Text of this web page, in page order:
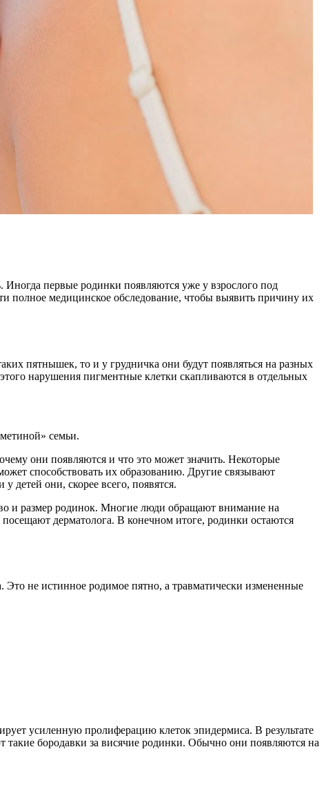
Иногда первые родинки появляются уже у взрослого под
полное медицинское обследование, чтобы выявить причину их
пятнышек, то и у грудничка они будут появляться на разных
нарушения пигментные клетки скапливаются в отдельных
семьи.
они появляются и что это может значить. Некоторые
способствовать их образованию. Другие связывают
детей они, скорее всего, появятся.
и размер родинок. Многие люди обращают внимание на
дерматолога. В конечном итоге, родинки остаются
не истинное родимое пятно, а травматически измененные
усиленную пролиферацию клеток эпидермиса. В результате
бородавки за висячие родинки. Обычно они появляются на